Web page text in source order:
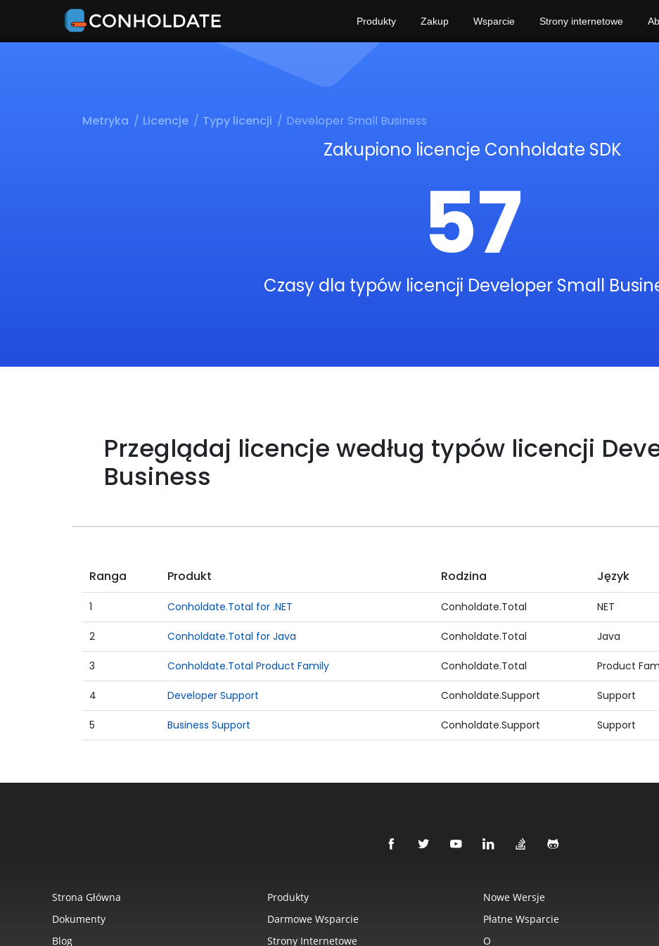
Produkty Zakup Wsparcie Strony internetowe
Metryka Licencje Typy licencji Developer Small Business
Zakupiono licencje Conholdate SDK
57
Czasy dla typów licencji Developer Small
Przeglądaj licencje według typów licencji
Business
Ranga Produkt Rodzina Język
1 Conholdate.Total for .NET Conholdate.Total NET
2 Conholdate.Total for Java Conholdate.Total Java
3 Conholdate.Total Product Family Conholdate.Total Product
4 Developer Support Conholdate.Support Support
5 Business Support Conholdate.Support Support
Strona Główna Produkty Nowe Wersje
Dokumenty
Darmowe Wsparcie Płatne Wsparcie
Blog
Strony Internetowe O